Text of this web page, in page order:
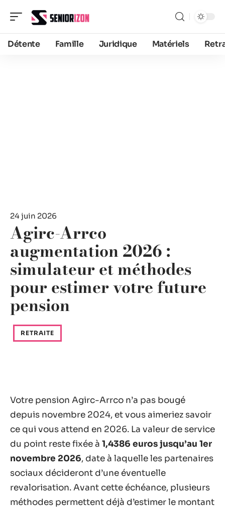
Détente Famille Juridique Matériels
24 juin 2026
Agirc-Arrco
augmentation 2026 :
simulateur et méthodes
pour estimer votre future
pension
RETRAITE
Votre pension Agirc-Arrco n’a pas bougé
depuis novembre 2024, et vous aimeriez savoir
ce qui vous attend en 2026. La valeur de service
du point reste fixée à 1,4386 euros jusqu’au 1er
novembre 2026, date à laquelle les partenaires
sociaux décideront d’une éventuelle
revalorisation. Avant cette échéance, plusieurs
méthodes permettent déjà d’estimer le montant